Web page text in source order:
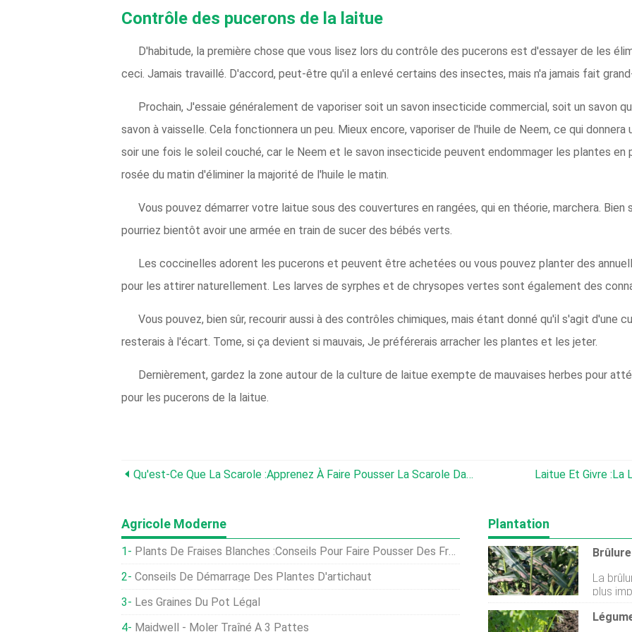
Contrôle des pucerons de la laitue
D'habitude, la première chose que vous lisez lors du contrôle des pucerons est d'essayer de les
ceci. Jamais travaillé. D'accord, peut-être qu'il a enlevé certains des insectes, mais n'a jamais fait
Prochain, J'essaie généralement de vaporiser soit un savon insecticide commercial, soit un savon
savon à vaisselle. Cela fonctionnera un peu. Mieux encore, vaporiser de l'huile de Neem, ce qui
soir une fois le soleil couché, car le Neem et le savon insecticide peuvent endommager les plantes en
rosée du matin d'éliminer la majorité de l'huile le matin.
Vous pouvez démarrer votre laitue sous des couvertures en rangées, qui en théorie, marchera. Bien
pourriez bientôt avoir une armée en train de sucer des bébés verts.
Les coccinelles adorent les pucerons et peuvent être achetées ou vous pouvez planter des
pour les attirer naturellement. Les larves de syrphes et de chrysopes vertes sont également des
Vous pouvez, bien sûr, recourir aussi à des contrôles chimiques, mais étant donné qu'il s'agit d'une
resterais à l'écart. Tome, si ça devient si mauvais, Je préférerais arracher les plantes et les jeter.
Dernièrement, gardez la zone autour de la culture de laitue exempte de mauvaises herbes pour
pour les pucerons de la laitue.
Qu'est-Ce Que La Scarole :apprenez À Faire Pousser La Scarole Dans Le Jardin Laitue Et Givre :la
Agricole Moderne
Plants De Fraises Blanches :conseils Pour Faire Pousser Des Fraises Blanches
Conseils De Démarrage Des Plantes D'artichaut
Les Graines Du Pot Légal
Maidwell - Moler Traîné À 3 Pattes
Plantation
La
plus
que